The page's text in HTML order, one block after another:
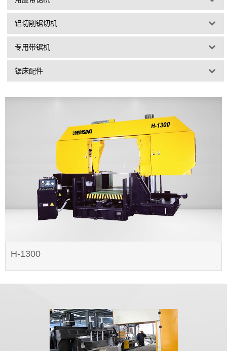
铝切削锯切机
专用带锯机
锯床配件
H-1300